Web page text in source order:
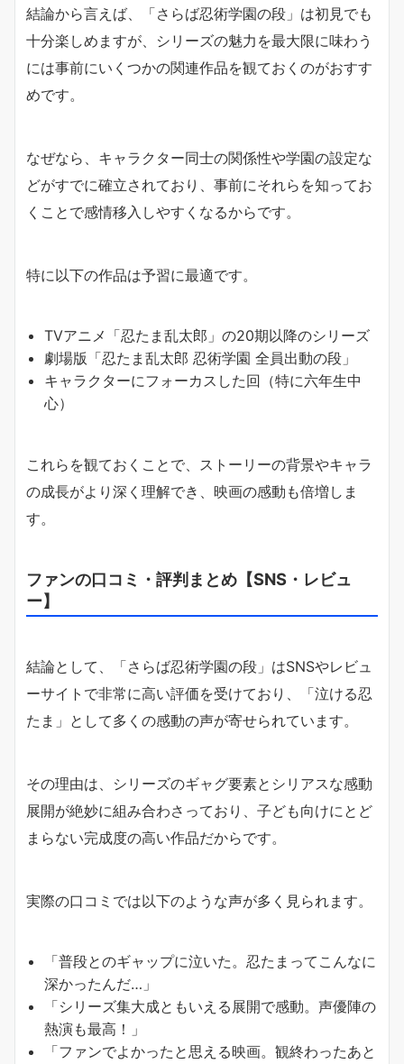
結論から言えば、「さらば忍術学園の段」は初見でも
十分楽しめますが、シリーズの魅力を最大限に味わう
には事前にいくつかの関連作品を観ておくのがおすす
めです。
なぜなら、キャラクター同士の関係性や学園の設定な
どがすでに確立されており、事前にそれらを知ってお
くことで感情移入しやすくなるからです。
特に以下の作品は予習に最適です。
TVアニメ「忍たま乱太郎」の20期以降のシリーズ
劇場版「忍たま乱太郎 忍術学園 全員出動の段」
キャラクターにフォーカスした回（特に六年生中
心）
これらを観ておくことで、ストーリーの背景やキャラ
の成長がより深く理解でき、映画の感動も倍増しま
す。
ファンの口コミ・評判まとめ【SNS・レビュ
ー】
結論として、「さらば忍術学園の段」はSNSやレビュ
ーサイトで非常に高い評価を受けており、「泣ける忍
たま」として多くの感動の声が寄せられています。
その理由は、シリーズのギャグ要素とシリアスな感動
展開が絶妙に組み合わさっており、子ども向けにとど
まらない完成度の高い作品だからです。
実際の口コミでは以下のような声が多く見られます。
「普段とのギャップに泣いた。忍たまってこんなに
深かったんだ…」
「シリーズ集大成ともいえる展開で感動。声優陣の
熱演も最高！」
「ファンでよかったと思える映画。観終わったあと